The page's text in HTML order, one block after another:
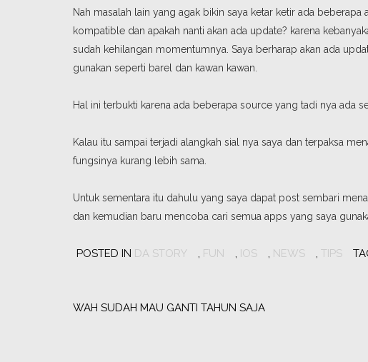
Nah masalah lain yang agak bikin saya ketar ketir ada beberapa
kompatible dan apakah nanti akan ada update? karena
sudah kehilangan momentumnya. Saya berharap akan ada
gunakan seperti barel dan kawan kawan.
Hal ini terbukti karena ada beberapa source yang tadi nya ada
Kalau itu sampai terjadi alangkah sial nya saya dan terpaksa
fungsinya kurang lebih sama.
Untuk sementara itu dahulu yang saya dapat post sembari
dan kemudian baru mencoba cari semua apps yang saya
POSTED IN DA STORY , FUN , IOS , NEWS , TIPS
navigation
WAH SUDAH MAU GANTI TAHUN SAJA